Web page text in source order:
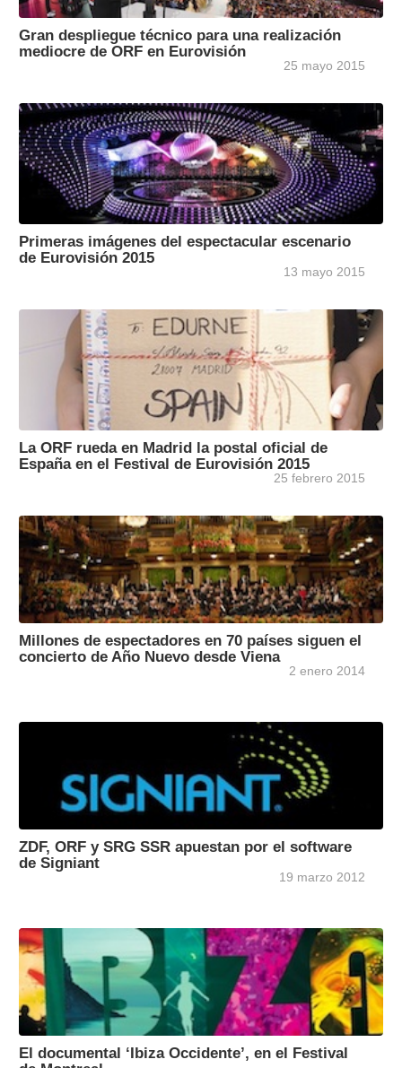
Gran despliegue técnico para una realización
mediocre de ORF en Eurovisión
25 mayo 2015
Primeras imágenes del espectacular escenario
de Eurovisión 2015
13 mayo 2015
La ORF rueda en Madrid la postal oficial de
España en el Festival de Eurovisión 2015
25 febrero 2015
Millones de espectadores en 70 países siguen el
concierto de Año Nuevo desde Viena
2 enero 2014
ZDF, ORF y SRG SSR apuestan por el software
de Signiant
19 marzo 2012
El documental ‘Ibiza Occidente’, en el Festival